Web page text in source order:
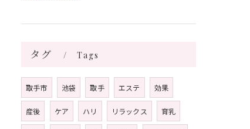
タグ Tags
取手市 池袋 取手 エステ 効果
産後 ケア ハリ リラックス 育乳